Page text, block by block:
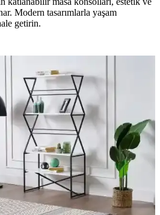
Modern tasarımlarla yaşam
getirin.